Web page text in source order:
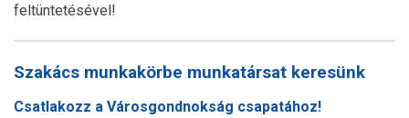
feltüntetésével!
Szakács munkakörbe munkatársat keresünk
Csatlakozz a Városgondnokság csapatához!